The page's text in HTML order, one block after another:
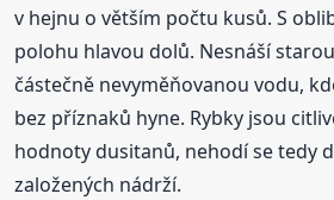
v hejnu o větším počtu kusů. S
polohu hlavou dolů. Nesnáší
částečně nevyměňovanou vodu,
bez příznaků hyne. Rybky jsou
hodnoty dusitanů, nehodí se tedy
založených nádrží.